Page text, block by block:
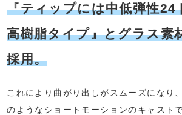
『ティップには中低弾性24
高樹脂タイプ』とグラス素
採用。
これにより曲がり出しがスムーズになり
のようなショートモーションのキャスト